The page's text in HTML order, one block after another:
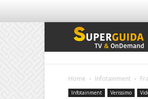
Home Infotainment
Infotainment Verissimo